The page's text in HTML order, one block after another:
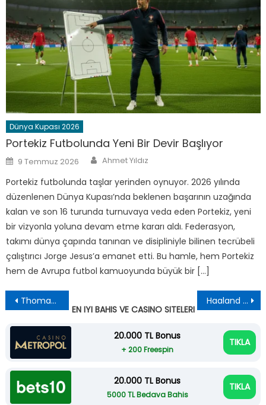
Dünya Kupası 2026
Portekiz Futbolunda Yeni Bir Devir Başlıyor
Posted
on
9 Temmuz 2026 Author
Ahmet Yıldız
Portekiz futbolunda taşlar yerinden oynuyor. 2026 yılında
düzenlenen Dünya Kupası’nda beklenen başarının uzağında
kalan ve son 16 turunda turnuvaya veda eden Portekiz, yeni
bir vizyonla yoluna devam etme kararı aldı. Federasyon,
takımı dünya çapında tanınan ve disipliniyle bilinen tecrübeli
çalıştırıcı Jorge Jesus’a emanet etti. Bu hamle, hem Portekiz
hem de Avrupa futbol kamuoyunda büyük bir […]
Yazı
gezinmesi
Thomas Tuchel’in Zor Sınavı: Henderson’dan Kötü Haber Haaland Fırtınası: Norveç Brezilya’yı Kupadan Eledi
EN IYI BAHIS VE CASINO SITELERI
20.000 TL Bonus
+ 200 Freespin
TIKLA
20.000 TL Bonus
5000 TL Bedava Bahis
TIKLA